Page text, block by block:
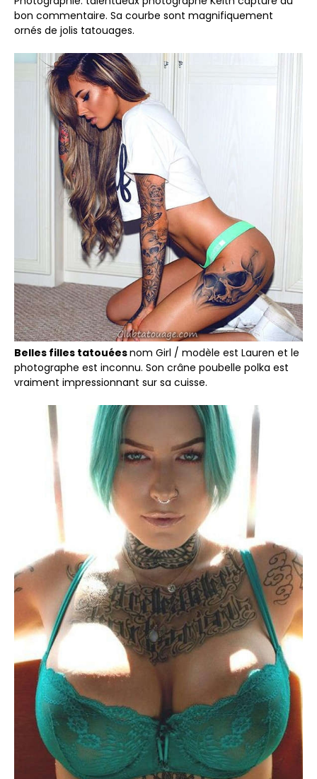
bon commentaire. Sa courbe sont magnifiquement
ornés de jolis tatouages.
Belles filles tatouéesnom Girl / modèle est Lauren et le
photographe est inconnu. Son crâne poubelle polka est
vraiment impressionnant sur sa cuisse.